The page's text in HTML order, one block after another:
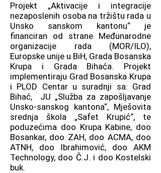
Projekt „Aktivacije i integracije
nezaposlenih osoba na tržištu rada u
Unsko sanskom kantonu“ je
financiran od strane Međunarodne
organizacije rada (MOR/ILO),
Europske unije u BiH, Grada Bosanska
Krupa i Grada Bihaća. Projekt
implementiraju Grad Bosanska Krupa
i PLOD Centar u suradnji sa: Grad
Bihać, JU „Služba za zapošljavanje
Unsko-sanskog kantona“, Mješovita
srednja škola „Safet Krupić“, te
poduzećima doo Krupa Kabine, doo
Bosankar, doo ZAH, doo ACMA, doo
ATNH, doo Ibrahimović, doo AKM
Technology, doo Č.J. i doo Kostelski
buk.